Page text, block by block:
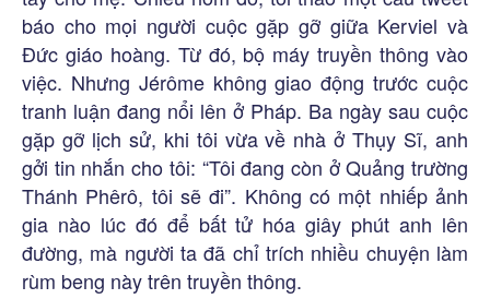
báo cho mọi người cuộc gặp gỡ giữa Kerviel và
Đức giáo hoàng. Từ đó, bộ máy truyền thông vào
việc. Nhưng Jérôme không giao động trước cuộc
tranh luận đang nổi lên ở Pháp. Ba ngày sau cuộc
gặp gỡ lịch sử, khi tôi vừa về nhà ở Thụy Sĩ, anh
gởi tin nhắn cho tôi: “Tôi đang còn ở Quảng trường
Thánh Phêrô, tôi sẽ đi”. Không có một nhiếp ảnh
gia nào lúc đó để bất tử hóa giây phút anh lên
đường, mà người ta đã chỉ trích nhiều chuyện làm
rùm beng này trên truyền thông.